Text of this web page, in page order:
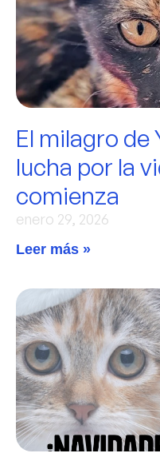
El milagro de
lucha por la
comienza
enero 29, 2026
Leer más »